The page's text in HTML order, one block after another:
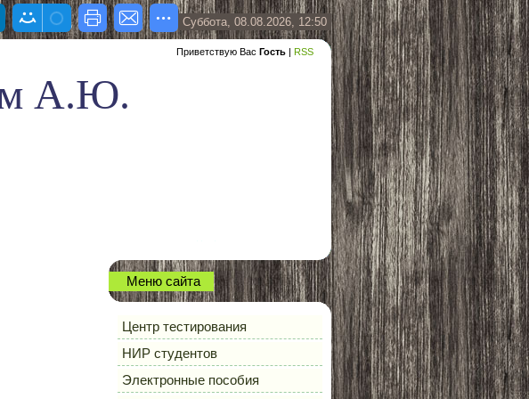
Суббота, 08.08.2026, 12:50
Приветствую Вас Гость | RSS
А.Ю.
Меню сайта
Центр тестирования
НИР студентов
Электронные пособия